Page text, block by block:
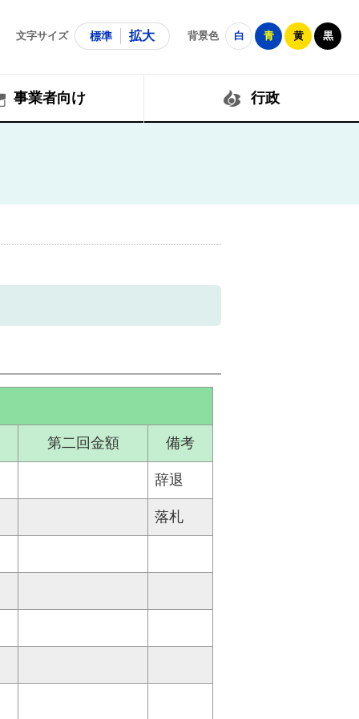
文字サイズ 標準 拡大 背景色 白 青 黄 黒
事業者向け 行政
第二回金額 備考
辞退
落札